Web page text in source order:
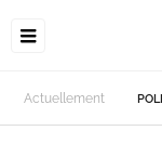
Actuellement